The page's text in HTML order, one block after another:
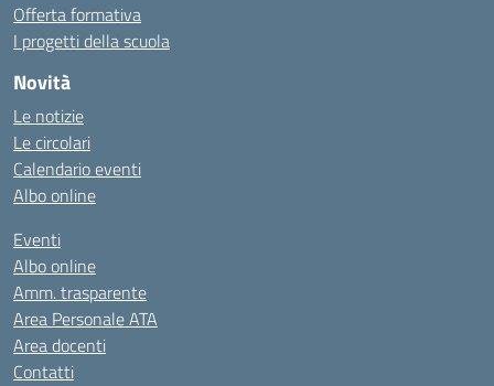
Offerta formativa
I progetti della scuola
Novità
Le notizie
Le circolari
Calendario eventi
Albo online
Eventi
Albo online
Amm. trasparente
Area Personale ATA
Area docenti
Contatti